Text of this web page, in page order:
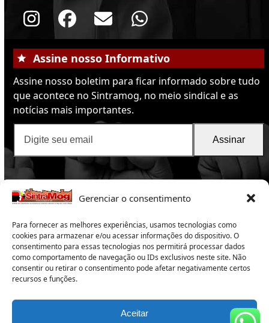
Gerenciar o consentimento
Para fornecer as melhores experiências, usamos tecnologias como
cookies para armazenar e/ou acessar informações do dispositivo. O
consentimento para essas tecnologias nos permitirá processar dados
como comportamento de navegação ou IDs exclusivos neste site. Não
consentir ou retirar o consentimento pode afetar negativamente certos
recursos e funções.
Aceitar
Instagram
Facebook
EmailWhatsapp
Assine nosso Informativo
Assine nosso boletim para ficar informado sobre tudo
que acontece no Sintramog, no meio sindical e as
notícias mais importantes.
seu
email
Assinar
SintraMog2025 -Sindicato dos Trabalhadores nas
Indústrias da Construção e do Mobiliário de Mogi das
Copyright 2025 – Todos os direitos reservados